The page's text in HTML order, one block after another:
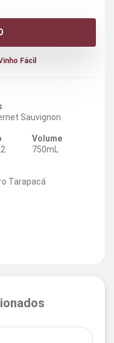
Fácil
Sauvignon
Volume
750mL
Tarapacá